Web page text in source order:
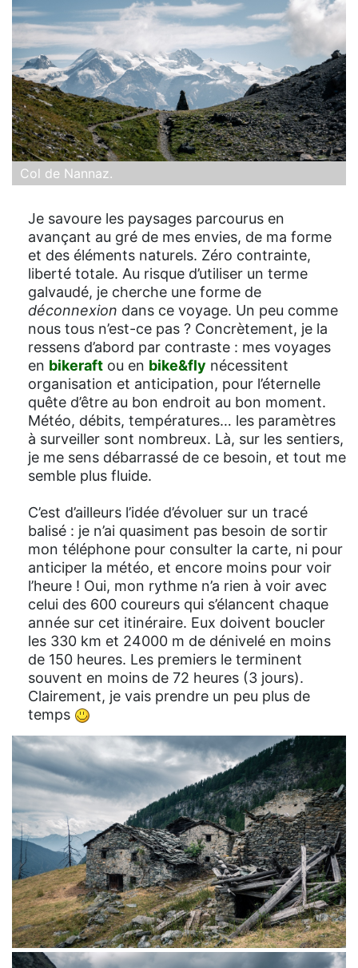
Col de Nannaz.
Je savoure les paysages parcourus en
avançant au gré de mes envies, de ma forme
et des éléments naturels. Zéro contrainte,
liberté totale. Au risque d’utiliser un terme
galvaudé, je cherche une forme de
déconnexion dans ce voyage. Un peu comme
nous tous n’est-ce pas ? Concrètement, je la
ressens d’abord par contraste : mes voyages
en bikeraft ou en bike&fly nécessitent
organisation et anticipation, pour l’éternelle
quête d’être au bon endroit au bon moment.
Météo, débits, températures… les paramètres
à surveiller sont nombreux. Là, sur les sentiers,
je me sens débarrassé de ce besoin, et tout me
semble plus fluide.
C’est d’ailleurs l’idée d’évoluer sur un tracé
balisé : je n’ai quasiment pas besoin de sortir
mon téléphone pour consulter la carte, ni pour
anticiper la météo, et encore moins pour voir
l’heure ! Oui, mon rythme n’a rien à voir avec
celui des 600 coureurs qui s’élancent chaque
année sur cet itinéraire. Eux doivent boucler
les 330 km et 24000 m de dénivelé en moins
de 150 heures. Les premiers le terminent
souvent en moins de 72 heures (3 jours).
Clairement, je vais prendre un peu plus de
temps